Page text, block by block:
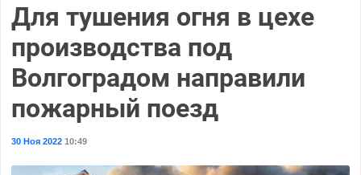
Для тушения огня в цехе
производства под
Волгоградом направили
пожарный поезд
30 Ноя 202210:49